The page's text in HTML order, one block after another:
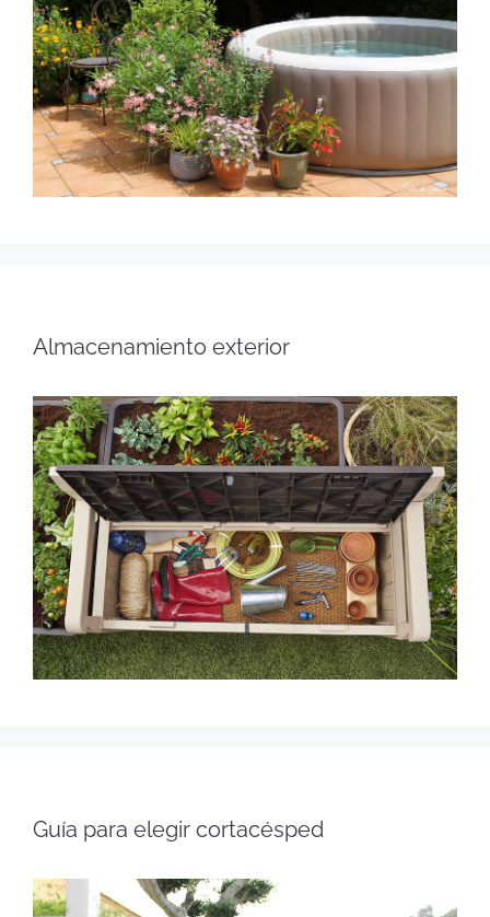
Almacenamiento exterior
Guía para elegir cortacésped